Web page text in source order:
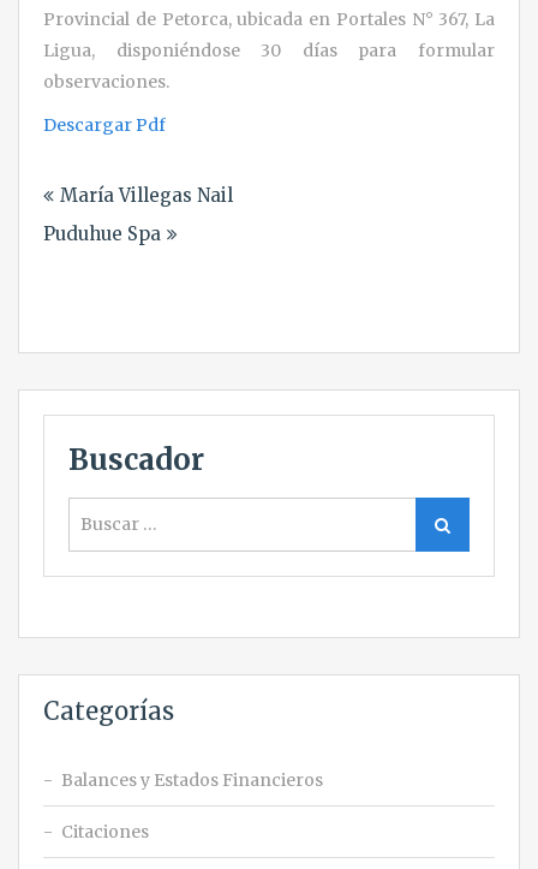
Provincial de Petorca, ubicada en Portales N° 367, La
Ligua, disponiéndose 30 días para formular
observaciones.
Descargar Pdf
de
entradas
María Villegas Nail
Puduhue Spa
Buscador
Buscar
Categorías
Balances y Estados Financieros
Citaciones